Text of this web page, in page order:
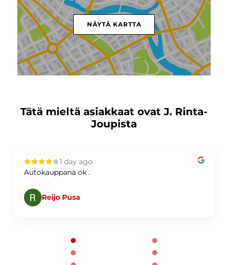
NÄYTÄ KARTTA
Tätä mieltä asiakkaat ovat J. Rinta-
Joupista
1 day ago
Autokauppana ok .
Reijo Pusa